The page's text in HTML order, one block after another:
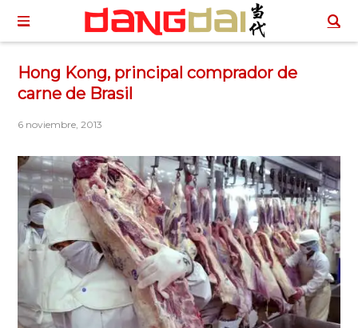
Hong Kong, principal comprador de
carne de Brasil
6 noviembre, 2013